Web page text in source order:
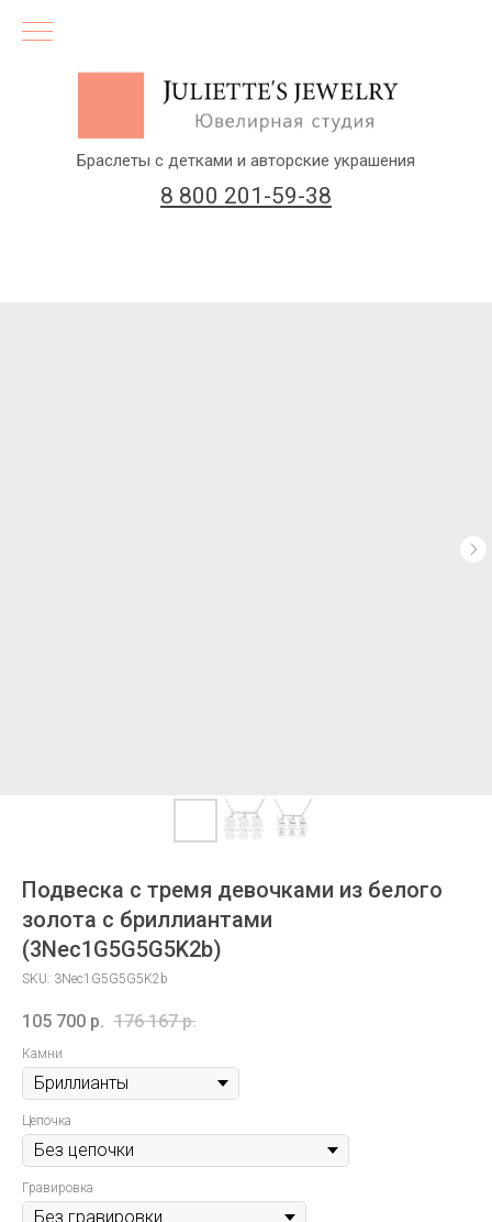
8 800 201-59-38
Браслеты с детками и авторские украшения
Подвеска с тремя девочками из белого
золота с бриллиантами
(3Nec1G5G5G5K2b)
SKU: 3Nec1G5G5G5K2b
105 700 р. 176 167 р.
Камни
Цепочка
Гравировка